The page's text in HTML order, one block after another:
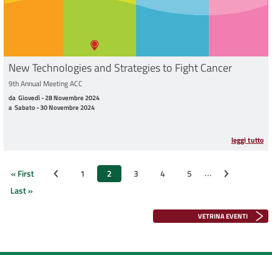
New Technologies and Strategies to Fight Cancer
9th Annual Meeting ACC
da Giovedì - 28 Novembre 2024 a Sabato - 30 Novembre 2024
da Giovedì - 28 Novembre 2024
a Sabato - 30 Novembre 2024
leggi tutto
Prima
pagina
« First Pagina precedente
Page
1 Pagina
2 Page
3 Page
4 Page
5 …
Pagina
Ultima
Last »
VETRINA EVENTI